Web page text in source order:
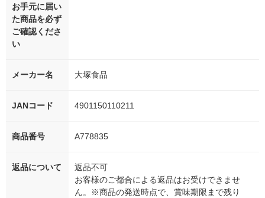
お手元に届い
た商品を必ず
ご確認くださ
い
メーカー名 大塚食品
JANコード 4901150110211
商品番号 A778835
返品について
返品不可
お客様のご都合による返品はお受けできませ
ん。※商品の発送時点で、賞味期限まで残り